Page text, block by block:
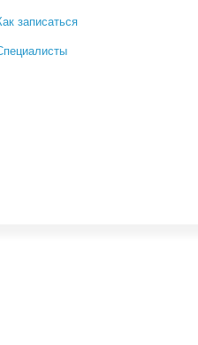
записаться